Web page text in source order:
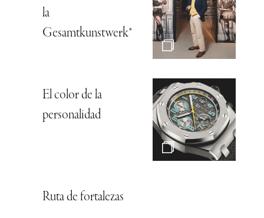
la
Gesamtkunstwerk*
El color de la
personalidad
Ruta de fortalezas